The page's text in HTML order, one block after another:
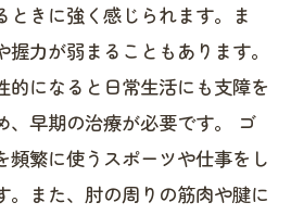
ときに強く感じられます。ま
力が弱まることもあります。
的になると日常生活にも支障を
、早期の治療が必要です。 ゴ
頻繁に使うスポーツや仕事をし
。また、肘の周りの筋肉や腱に